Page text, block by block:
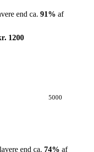
end ca. 91% af
1200
5000
end ca. 74% af